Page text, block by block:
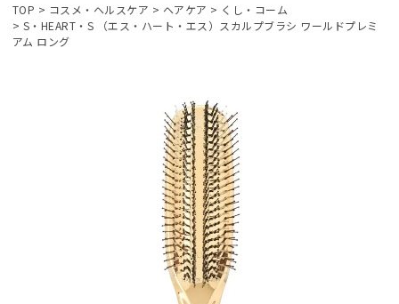
TOP コスメ・ヘルスケア ヘアケア
くし・コーム
S・HEART・S （エス・ハート・エス）スカルプブラシ ワールドプレミ
アム ロング